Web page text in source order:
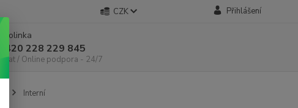
CZK Přihlášení
Infolinka
+420 228 229 845
Chat / Online podpora - 24/7
Interní